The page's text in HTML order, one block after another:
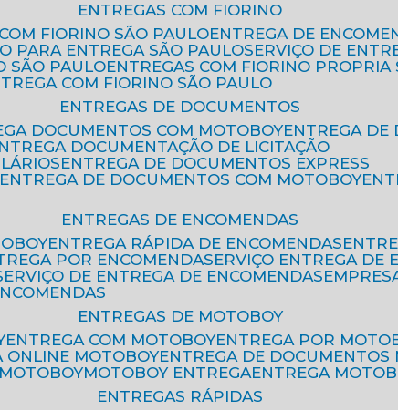
ENTREGAS COM FIORINO
COM FIORINO SÃO PAULO
ENTREGA DE
PARA ENTREGA SÃO PAULO
SERVIÇO DE
SÃO PAULO
ENTREGAS COM FIORINO
COM FIORINO SÃO PAULO
ENTREGAS DE DOCUMENTOS
DOCUMENTOS COM MOTOBOY
ENTREGA
ENTREGA DOCUMENTAÇÃO DE LICITAÇÃO
ENTREGA DE DOCUMENTOS EXPRESS
ENTREGA DE DOCUMENTOS COM MOTOBOY
ENTREGAS DE ENCOMENDAS
ENTREGA RÁPIDA DE ENCOMENDAS
POR ENCOMENDA
SERVIÇO ENTREGA DE
SERVIÇO DE ENTREGA DE ENCOMENDAS
ENTREGAS DE MOTOBOY
ENTREGA COM MOTOBOY ENTREGA POR
ONLINE MOTOBOY
ENTREGA DE
MOTOBOY ENTREGA
ENTREGA
ENTREGAS RÁPIDAS